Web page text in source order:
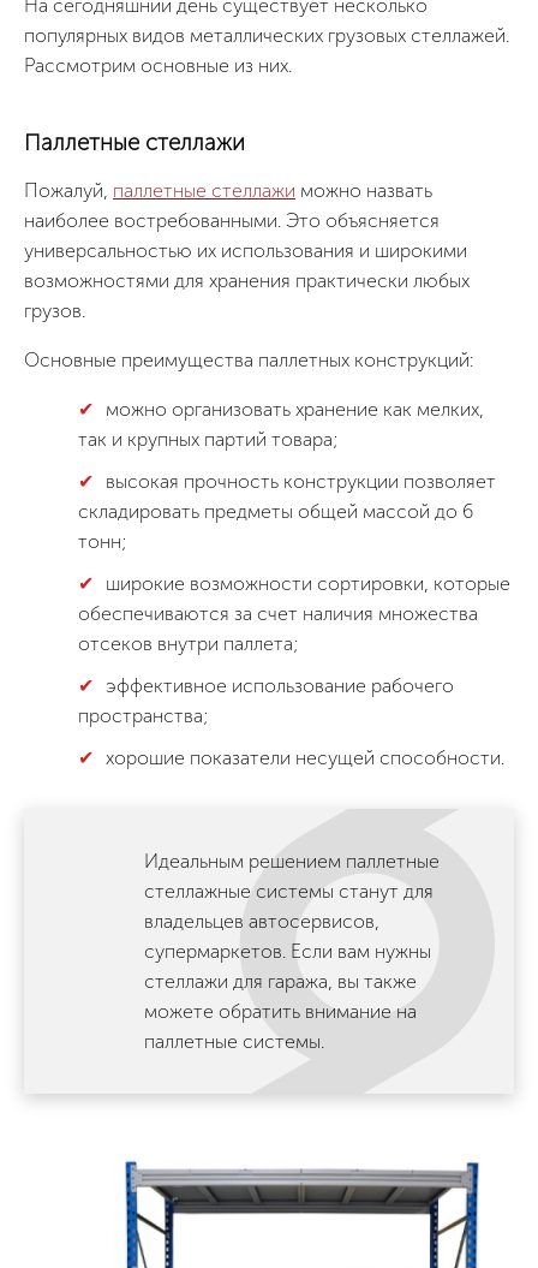
На сегодняшний день существует несколько
популярных видов металлических грузовых стеллажей.
Рассмотрим основные из них.
Паллетные стеллажи
Пожалуй, паллетные стеллажи можно назвать
наиболее востребованными. Это объясняется
универсальностью их использования и широкими
возможностями для хранения практически любых
грузов.
Основные преимущества паллетных конструкций:
можно организовать хранение как мелких,
так и крупных партий товара;
высокая прочность конструкции позволяет
складировать предметы общей массой до 6
тонн;
широкие возможности сортировки, которые
обеспечиваются за счет наличия множества
отсеков внутри паллета;
эффективное использование рабочего
пространства;
хорошие показатели несущей способности.
Идеальным решением паллетные
стеллажные системы станут для
владельцев автосервисов,
супермаркетов. Если вам нужны
стеллажи для гаража, вы также
можете обратить внимание на
паллетные системы.